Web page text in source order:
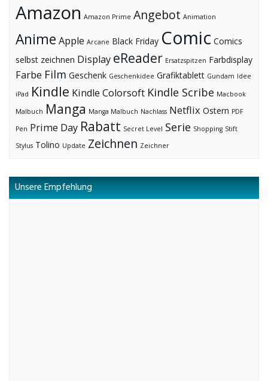
Amazon Amazon Prime Angebot Animation
Anime Apple Arcane Black Friday Comic Comics
selbst zeichnen Display eReader Ersatzspitzen Farbdisplay
Farbe Film Geschenk Geschenkidee Grafiktablett Gundam Idee
iPad Kindle Kindle Colorsoft Kindle Scribe Macbook
Malbuch Manga Manga Malbuch Nachlass Netflix Ostern PDF
Pen Prime Day Rabatt Secret Level Serie Shopping Stift
Stylus Tolino Update Zeichnen Zeichner
Unsere Empfehlung